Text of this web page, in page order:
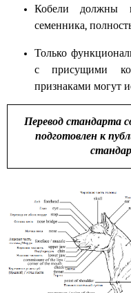
Кобели должны
семенника,
Только
с присущими
признаками могут
Перевод стандарта
подготовлен к